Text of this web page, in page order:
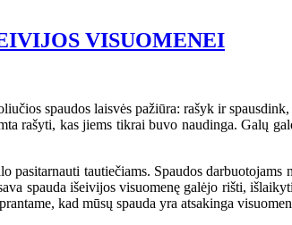
VISUOMENEI
spaudos laisvės pažiūra: rašyk ir
rašyti, kas jiems tikrai buvo naudinga. Galų
tautiečiams. Spaudos darbuotojams
spauda išeivijos visuomenę galėjo rišti,
kad mūsų spauda yra atsakinga